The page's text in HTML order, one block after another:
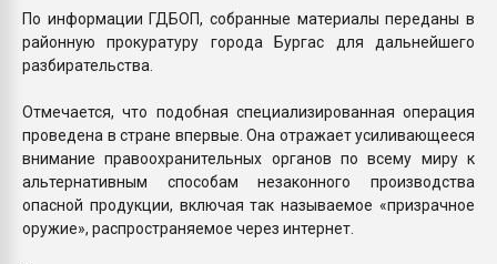
По информации ГДБОП, собранные материалы переданы в
районную прокуратуру города Бургас для дальнейшего
разбирательства.
Отмечается, что подобная специализированная операция
проведена в стране впервые. Она отражает усиливающееся
внимание правоохранительных органов по всему миру к
альтернативным способам незаконного производства
опасной продукции, включая так называемое «призрачное
оружие», распространяемое через интернет.